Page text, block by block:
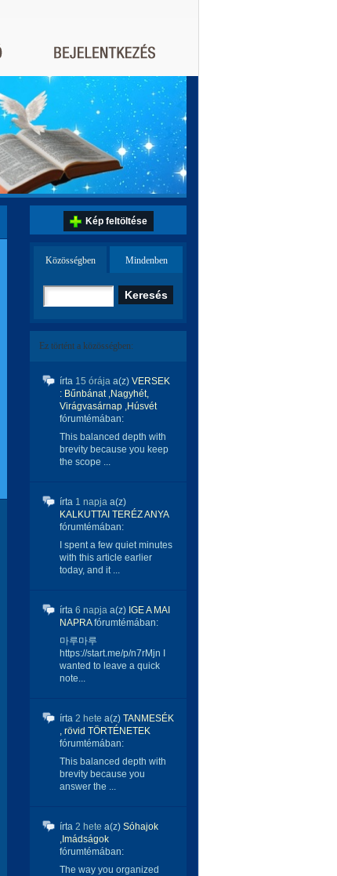
Kép feltöltése
Közösségben Mindenben
Ez történt a közösségben:
írta 15 órája a(z) VERSEK
: Bűnbánat ,Nagyhét,
Virágvasárnap ,Húsvét
fórumtémában:
This balanced depth with
brevity because you keep
the scope ...
írta 1 napja a(z)
KALKUTTAI TERÉZ ANYA
fórumtémában:
I spent a few quiet minutes
with this article earlier
today, and it ...
írta 6 napja a(z) IGE A MAI
NAPRAfórumtémában:
마루마루
https://start.me/p/n7rMjn I
wanted to leave a quick
note...
írta 2 hete a(z) TANMESÉK
, rövid TÖRTÉNETEK
fórumtémában:
This balanced depth with
brevity because you
answer the ...
írta 2 hete a(z) Sóhajok
,Imádságok
fórumtémában:
The way you organized